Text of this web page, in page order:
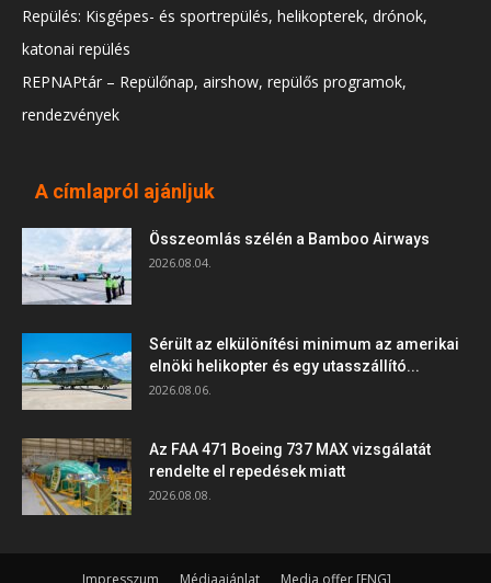
Repülés: Kisgépes- és sportrepülés, helikopterek, drónok,
katonai repülés
REPNAPtár – Repülőnap, airshow, repülős programok,
rendezvények
A címlapról ajánljuk
Összeomlás szélén a Bamboo Airways
2026.08.04.
Sérült az elkülönítési minimum az amerikai
elnöki helikopter és egy utasszállító...
2026.08.06.
Az FAA 471 Boeing 737 MAX vizsgálatát
rendelte el repedések miatt
2026.08.08.